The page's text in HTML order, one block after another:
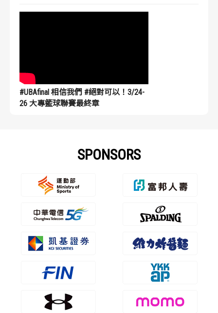
#UBAfinal 相信我們 #絕對可以！3/24-
26 大專籃球聯賽最終章
SPONSORS